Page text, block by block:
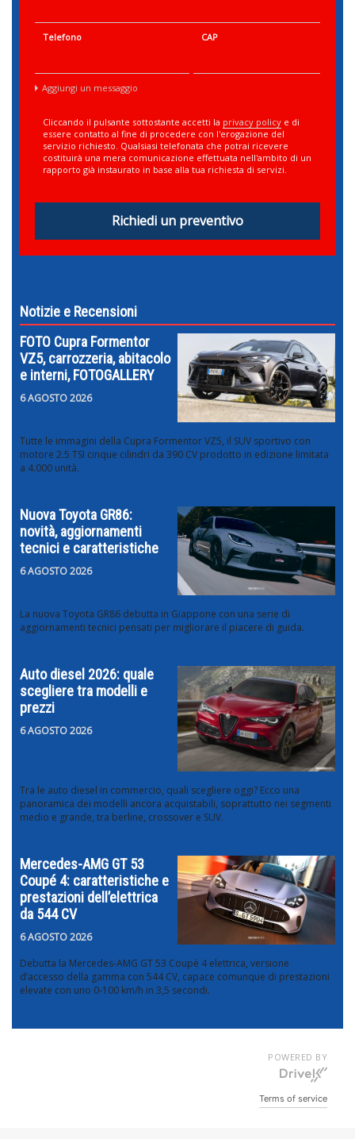
Telefono CAP
Aggiungi un messaggio
Cliccando il pulsante sottostante accetti la privacy policy e di
essere contatto al fine di procedere con l'erogazione del
servizio richiesto. Qualsiasi telefonata che potrai ricevere
costituirà una mera comunicazione effettuata nell'ambito di un
rapporto già instaurato in base alla tua richiesta di servizi.
Richiedi un preventivo
Notizie e Recensioni
FOTO Cupra Formentor
VZ5, carrozzeria, abitacolo
e interni, FOTOGALLERY
6 AGOSTO 2026
Tutte le immagini della Cupra Formentor VZ5, il SUV sportivo con
motore 2.5 TSI cinque cilindri da 390 CV prodotto in edizione limitata
a 4.000 unità.
Nuova Toyota GR86:
novità, aggiornamenti
tecnici e caratteristiche
6 AGOSTO 2026
La nuova Toyota GR86 debutta in Giappone con una serie di
aggiornamenti tecnici pensati per migliorare il piacere di guida.
Auto diesel 2026: quale
scegliere tra modelli e
prezzi
6 AGOSTO 2026
Tra le auto diesel in commercio, quali scegliere oggi? Ecco una
panoramica dei modelli ancora acquistabili, soprattutto nei segmenti
medio e grande, tra berline, crossover e SUV.
Mercedes-AMG GT 53
Coupé 4: caratteristiche e
prestazioni dell’elettrica
da 544 CV
6 AGOSTO 2026
Debutta la Mercedes-AMG GT 53 Coupé 4 elettrica, versione
d’accesso della gamma con 544 CV, capace comunque di prestazioni
elevate con uno 0-100 km/h in 3,5 secondi.
POWERED BY
Terms of service